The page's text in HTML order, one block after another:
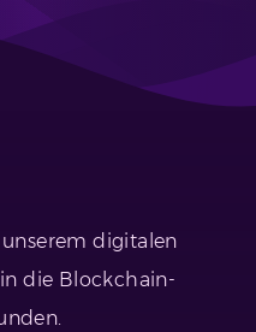
digitalen
die Blockchain-